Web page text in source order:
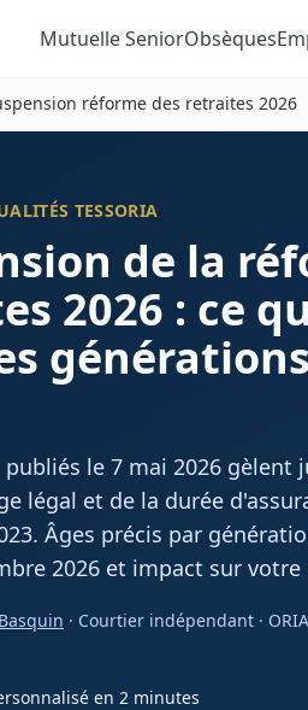
Mutuelle SeniorObsèques
réforme des retraites 2026
TESSORIA
de la
2026 : ce
le 7 mai 2026 gèlent
légal et de la durée
Âges précis par
2026 et impact sur
· Courtier indépendant ·
en 2 minutes